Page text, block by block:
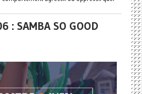
: SAMBA SO GOOD